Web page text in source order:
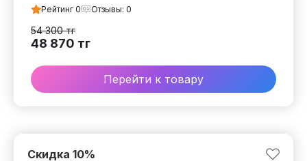
Рейтинг 0 Отзывы: 0
54 300тг
48 870 тг
Перейти к товару
Скидка 10%